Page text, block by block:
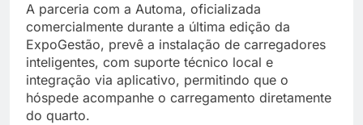
A parceria com a Automa, oficializada
comercialmente durante a última edição da
ExpoGestão, prevê a instalação de carregadores
inteligentes, com suporte técnico local e
integração via aplicativo, permitindo que o
hóspede acompanhe o carregamento diretamente
do quarto.